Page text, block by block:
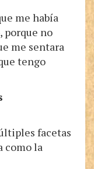
me había
porque no
me sentara
tengo
facetas
como la